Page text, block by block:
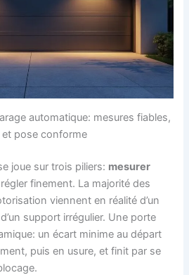
automatique: mesures fiables,
pose conforme
joue sur trois piliers: mesurer
finement. La majorité des
viennent en réalité d’un
support irrégulier. Une porte
un écart minime au départ
puis en usure, et finit par se